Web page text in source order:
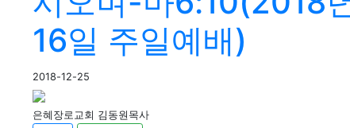
16일 주일예배)
2018-12-25
은혜장로교회 김동원목사